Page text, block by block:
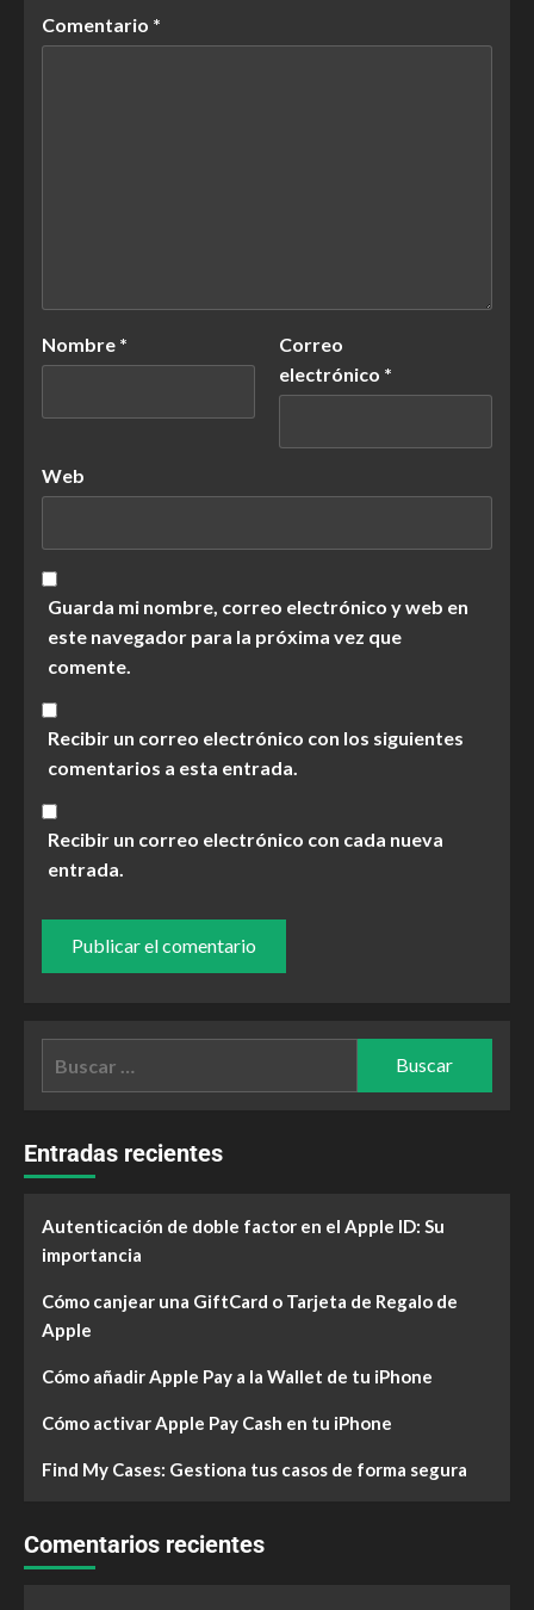
Comentario *
Nombre *
Correo
electrónico *
Web
Guarda mi nombre, correo electrónico y web en
este navegador para la próxima vez que
comente.
Recibir un correo electrónico con los siguientes
comentarios a esta entrada.
Recibir un correo electrónico con cada nueva
entrada.
Entradas recientes
Autenticación de doble factor en el Apple ID: Su
importancia
Cómo canjear una GiftCard o Tarjeta de Regalo de
Apple
Cómo añadir Apple Pay a la Wallet de tu iPhone
Cómo activar Apple Pay Cash en tu iPhone
Find My Cases: Gestiona tus casos de forma segura
Comentarios recientes